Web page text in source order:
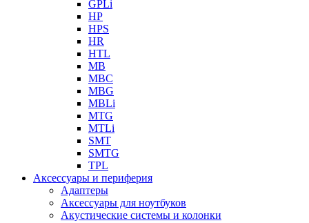
GPLi
HP
HPS
HR
HTL
MB
MBC
MBG
MBLi
MTG
MTLi
SMT
SMTG
TPL
Аксессуары и периферия
Адаптеры
Аксессуары для ноутбуков
Акустические системы и колонки